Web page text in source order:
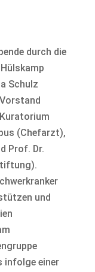
durch die
Schulz
(Chefarzt),
Prof. Dr.
und
infolge einer